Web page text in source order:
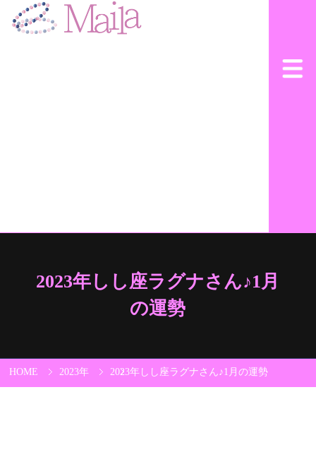
2023年しし座ラグナさん♪1月
の運勢
HOME 2023年 2023年しし座ラグナさん♪1月の運勢